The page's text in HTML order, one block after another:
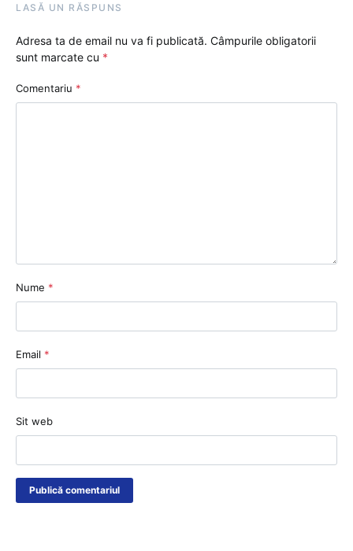
LASĂ UN RĂSPUNS
Adresa ta de email nu va fi publicată. Câmpurile obligatorii
sunt marcate cu *
Comentariu *
Nume *
Email *
Sit web